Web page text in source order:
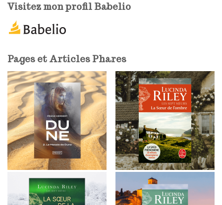
a
l
Visitez mon profil Babelio
Pages et Articles Phares